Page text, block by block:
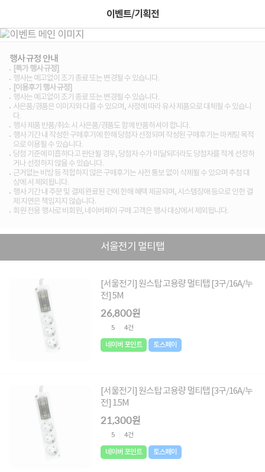
이벤트/기획전
행사 규정 안내
[특가 행사 규정]
행사는 예고없이 조기 종료 또는 변경될 수 있습니다.
[이용후기 행사 규정]
행사는 예고없이 조기 종료 또는 변경될 수 있습니다.
사은품/경품은 이미지와 다를 수 있으며, 사정에 따라 유사 제품으로 대체될 수 있습니
다.
행사 제품 반품/취소 시 사은품/경품도 함께 반품하셔야 합니다.
행사 기간 내 작성한 구매후기에 한해 당첨자 선정되며 작성된 구매후기는 마케팅 목적
으로 이용될 수 있습니다.
당첨 기준에 미흡하다고 판단될 경우, 당첨자 수가 미달되더라도 당첨자를 적게 선정하
거나 선정하지 않을 수 있습니다.
근거없는 비방 등 적합하지 않은 구매후기는 사전 통보 없이 삭제될 수 있으며 추첨 대
상에 서 제외됩니다.
행사 기간 내 주문 및 결제 완료된 건에 한해 혜택 제공되며, 시스템장애 등으로 인한 결
제 지연은 책임지지 않습니다.
회원 전용 행사로 비회원, 네이버페이 구매 고객은 행사 대상에서 제외됩니다.
서울전기 멀티탭
[서울전기] 원스탑 고용량 멀티탭 [3구/16A/누
전] 5M
26,800원
5 4건
네이버 포인트 토스페이
[서울전기] 원스탑 고용량 멀티탭 [3구/16A/누
전] 1.5M
21,300원
5 4건
네이버 포인트 토스페이